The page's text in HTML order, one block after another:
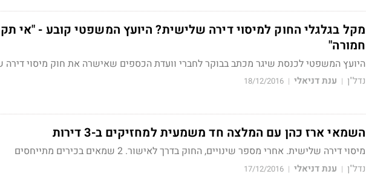
מקל בגלגלי החוק למיסוי דירה שלישית? היועץ המשפטי קובע - "אי
חמורה"
היועץ המשפטי לכנסת שיגר מכתב בבוקר לחברי וועדת הכספים שאישרה את חוק מיסוי דירה
נדל"ן | ענת דניאלי |
18/12/2016
השמאי ארז כהן עם המלצה חד משמעית למחזיקים ב-3 דירות
מיסוי דירה שלישית. אחרי מספר שינויים, החוק בדרך לאישור. 2 שמאים בכירים מתייחסים
נדל"ן | ענת דניאלי |
17/12/2016